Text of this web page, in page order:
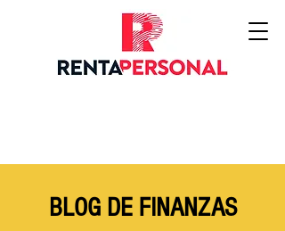
BLOG DE FINANZAS